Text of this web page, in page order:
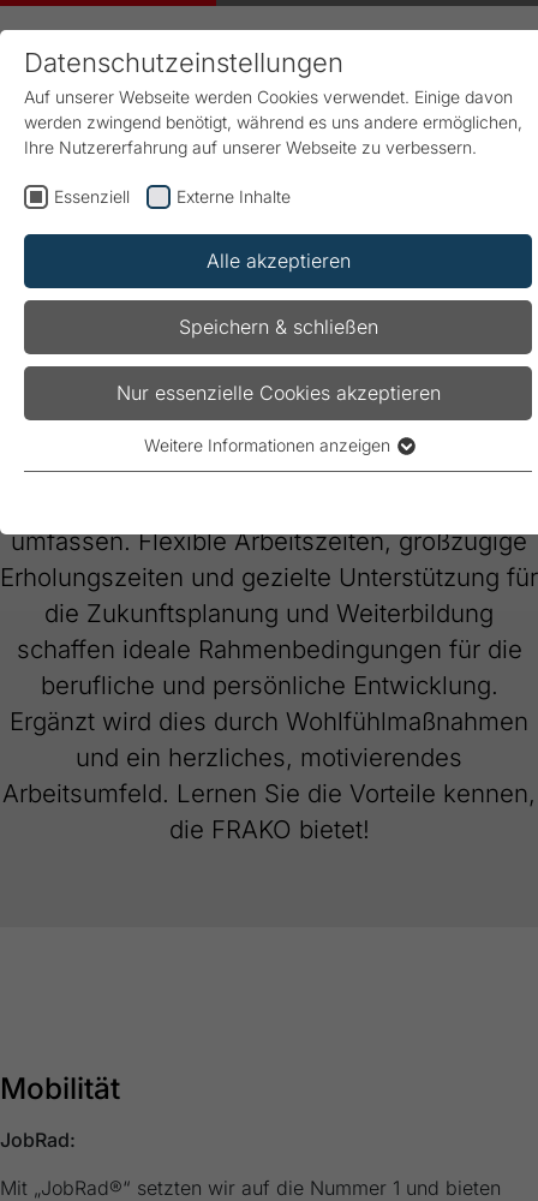
Start Karriere Benefits
Unsere Benefits – Weil Sie uns
wichtig sind
Bei FRAKO profitieren unsere Kollegen:innen
von attraktiven Angeboten, die mehr als nur
umfassen. Flexible Arbeitszeiten, großzügige
Erholungszeiten und gezielte Unterstützung für
die Zukunftsplanung und Weiterbildung
schaffen ideale Rahmenbedingungen für die
berufliche und persönliche Entwicklung.
Ergänzt wird dies durch Wohlfühlmaßnahmen
und ein herzliches, motivierendes
Arbeitsumfeld. Lernen Sie die Vorteile kennen,
die FRAKO bietet!
Mobilität
JobRad:
Mit „JobRad®“ setzten wir auf die Nummer 1 und bieten
Datenschutzeinstellungen
Auf unserer Webseite werden Cookies verwendet. Einige davon
werden zwingend benötigt, während es uns andere ermöglichen,
Ihre Nutzererfahrung auf unserer Webseite zu verbessern.
Essenziell Externe Inhalte
Alle akzeptieren
Speichern & schließen
Nur essenzielle Cookies akzeptieren
Webseite einwandfrei funktioniert.
Name cookie_optin
Anbieter FRAKO
Laufzeit 1 Jahr
Zweck
Dieses Cookie wird verwendet, um Ihre
Cookie-Einstellungen für diese Website zu
speichern.
Zweck
Cookie-Informationen anzeigen
Externe Inhalte
Wir verwenden auf unserer Website externe Inhalte, um Ihnen
zusätzliche Informationen anzubieten.
Weitere Informationen anzeigen